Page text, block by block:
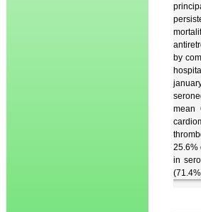
by
mean
25.6%
in